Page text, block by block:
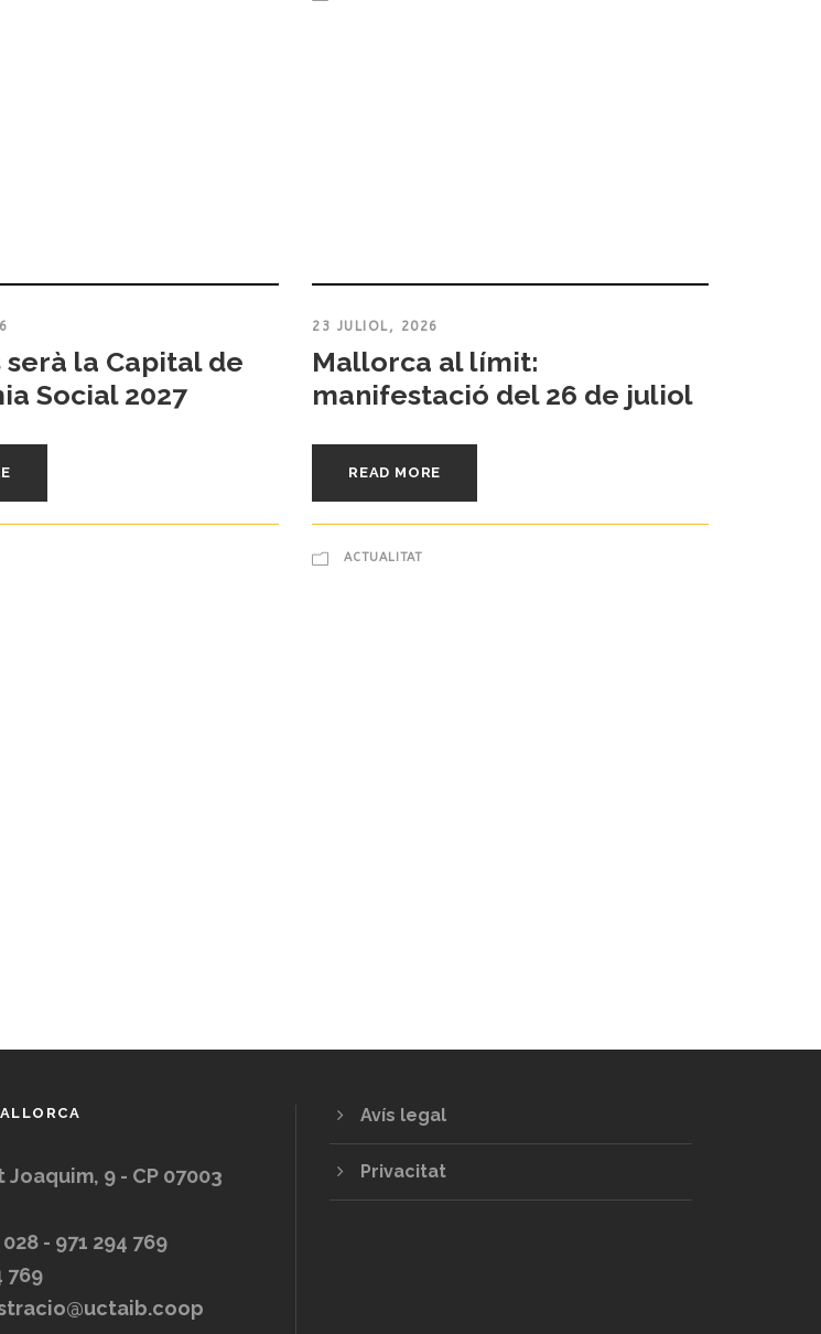
serà la Capital de
Social 2027
23 JULIOL, 2026
Mallorca al límit:
manifestació del 26 de juliol
READ MORE
ACTUALITAT
9 - CP 07003
028 - 971 294 769
769
Avís legal
Privacitat